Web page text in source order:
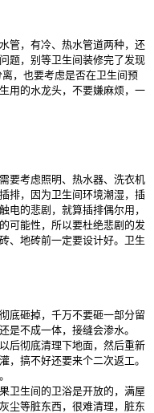
管，有冷、热水管道两种，还
题，别等卫生间装修完了发现
，也要考虑是否在卫生间预
用的水龙头，不要嫌麻烦，一
要考虑照明、热水器、洗衣机
排，因为卫生间环境潮湿，插
电的悲剧，就算插排偶尔用，
可能性，所以要杜绝悲剧的发
、地砖前一定要设计好。卫生
底砸掉，千万不要砸一部分留
是不成一体，接缝会渗水。
后彻底清理下地面，然后重新
，搞不好还要来个二次返工。
卫生间的卫浴是开放的，满屋
尘等脏东西，很难清理，脏东